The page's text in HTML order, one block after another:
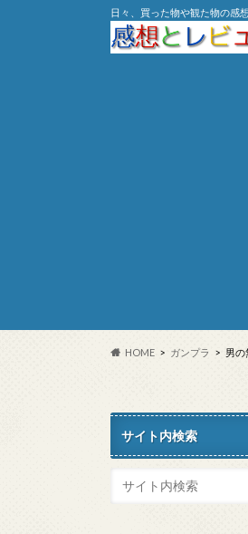
日々、買った物や観た物の感想
HOME ガンプラ 男
サイト内検索